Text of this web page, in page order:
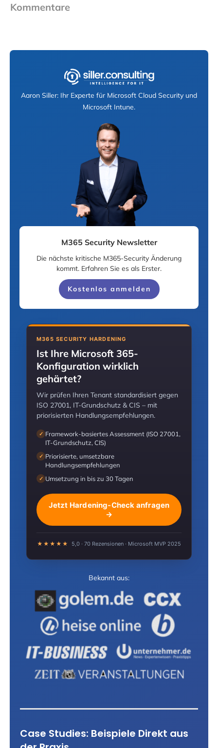
Kommentare
Aaron Siller: Ihr Experte für Microsoft Cloud Security und
Microsoft Intune.
M365 Security Newsletter
Die nächste kritische M365-Security Änderung
kommt. Erfahren Sie es als Erster.
Kostenlos anmelden
M365 SECURITY HARDENING
Ist Ihre Microsoft 365-
Konfiguration wirklich
gehärtet?
Wir prüfen Ihren Tenant standardisiert gegen
ISO 27001, IT-Grundschutz & CIS – mit
priorisierten Handlungsempfehlungen.
✓ Framework-basiertes Assessment (ISO 27001,
IT-Grundschutz, CIS)
✓ Priorisierte, umsetzbare
Handlungsempfehlungen
✓ Umsetzung in bis zu 30 Tagen
Jetzt Hardening-Check anfragen
→
★★★★★ 5,0 · 70 Rezensionen · Microsoft MVP 2025
Bekannt aus:
Case Studies: Beispiele Direkt aus